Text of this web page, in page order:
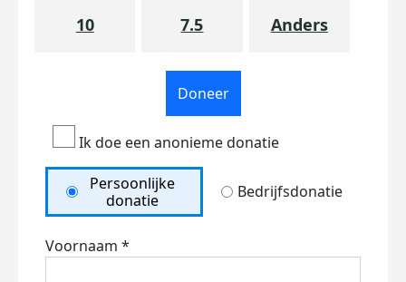
10 7.5 Anders
Doneer
Ik doe een anonieme donatie
Persoonlijke
donatie
Bedrijfsdonatie
Voornaam *